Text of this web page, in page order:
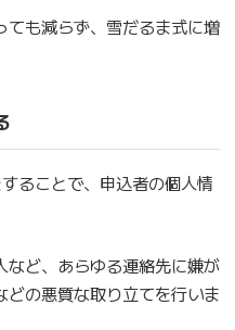
ても減らず、雪だるま式に増
ることで、申込者の個人情
ど、あらゆる連絡先に嫌が
どの悪質な取り立てを行いま